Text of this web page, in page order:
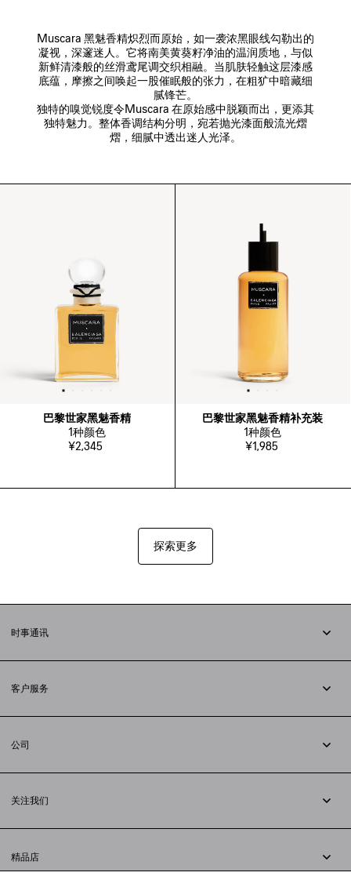
Muscara 黑魅香精炽烈而原始，如一袭浓黑眼线勾勒出的
凝视，深邃迷人。它将南美黄葵籽净油的温润质地，与似
新鲜清漆般的丝滑鸢尾调交织相融。当肌肤轻触这层漆感
底蕴，摩擦之间唤起一股催眠般的张力，在粗犷中暗藏细
腻锋芒。
独特的嗅觉锐度令Muscara 在原始感中脱颖而出，更添其
独特魅力。整体香调结构分明，宛若抛光漆面般流光熠
巴黎世家黑魅香精
1种颜色
¥2,345
巴黎世家黑魅香精补充装
1种颜色
¥1,985
探索更多
时事通讯
客户服务
配送方式
支付
常见问题解答
公司
法律问题
联合国世界粮食计划署
举报平台
关注我们
小红书
精品店